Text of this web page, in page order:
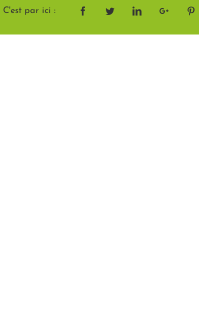
par ici : FacebookTwitterLinkedInGoogle+